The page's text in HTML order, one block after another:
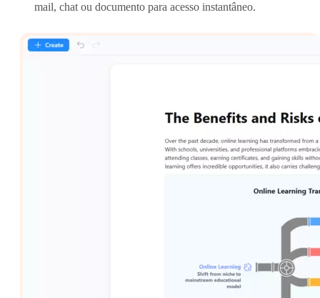
mail, chat ou documento para acesso instantâneo.